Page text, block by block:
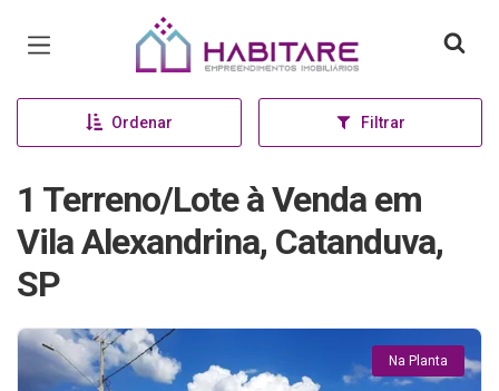
Página inicial
Ordenar Filtrar
1 Terreno/Lote à Venda em
Vila Alexandrina, Catanduva,
SP
Na Planta